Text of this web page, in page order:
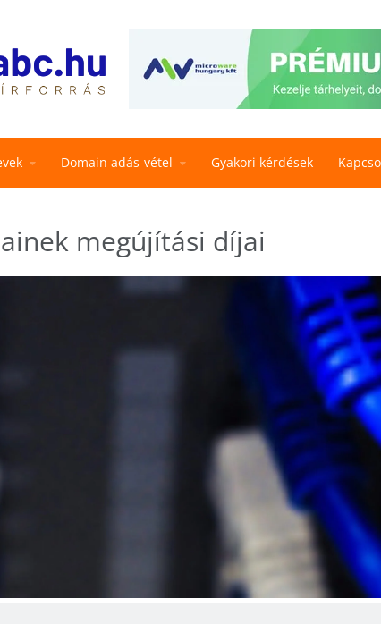
Domain adás-vétel Gyakori kérdések
megújítási díjai